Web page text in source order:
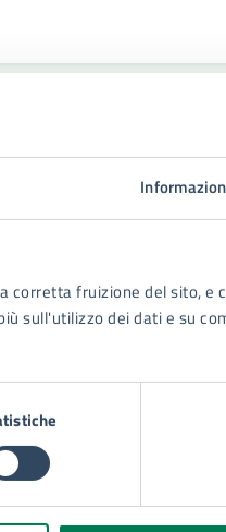
corretta fruizione del sito, e
sull'utilizzo dei dati e su
questa
delle informazioni